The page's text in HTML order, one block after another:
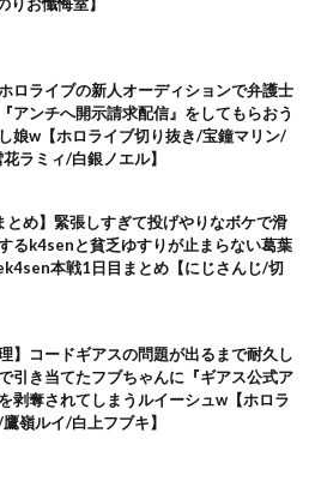
ロライブの新人オーディションで弁護士
アンチへ開示請求配信』をしてもらおう
娘w【ホロライブ切り抜き/宝鐘マリン/
ラミィ/白銀ノエル】
とめ】緊張しすぎて投げやりなボケで滑
るk4senと貧乏ゆすりが止まらない葛葉
本戦1日目まとめ【にじさんじ/切
】コードギアスの問題が出るまで耐久し
引き当てたフブちゃんに『ギアス公式ア
剥奪されてしまうルイーシュw【ホロラ
嶺ルイ/白上フブキ】